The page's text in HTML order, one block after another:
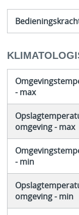
- max
omgeving - max
- min
omgeving - min